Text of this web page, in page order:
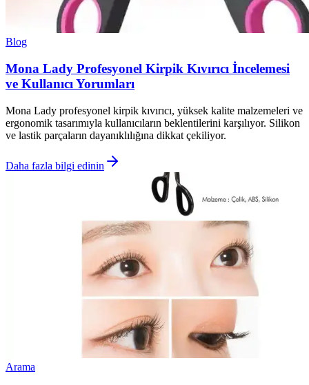
Blog
Mona Lady Profesyonel Kirpik Kıvırıcı İncelemesi
ve Kullanıcı Yorumları
Mona Lady profesyonel kirpik kıvırıcı, yüksek kalite malzemeleri ve
ergonomik tasarımıyla kullanıcıların beklentilerini karşılıyor. Silikon
ve lastik parçaların dayanıklılığına dikkat çekiliyor.
Daha fazla bilgi edinin
Arama